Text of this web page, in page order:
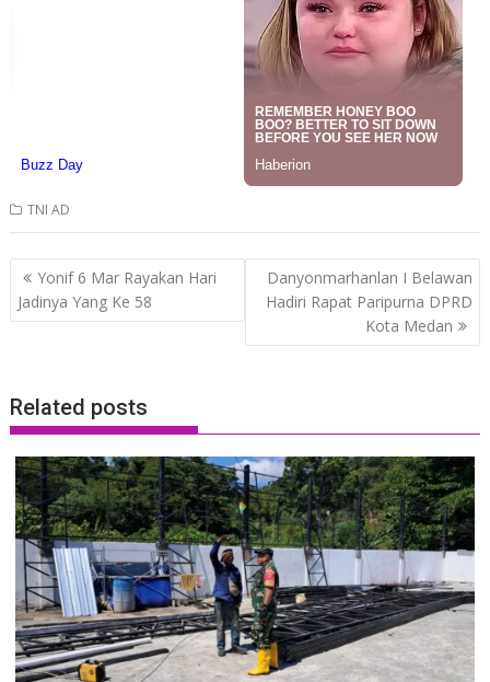
TNI AD
Post
navigation
Yonif 6 Mar Rayakan Hari
Jadinya Yang Ke 58
Danyonmarhanlan I Belawan
Hadiri Rapat Paripurna DPRD
Kota Medan
Related posts